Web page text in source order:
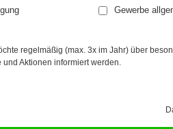
Gewerbe
regelmäßig (max. 3x im Jahr) über
und Aktionen informiert werden.